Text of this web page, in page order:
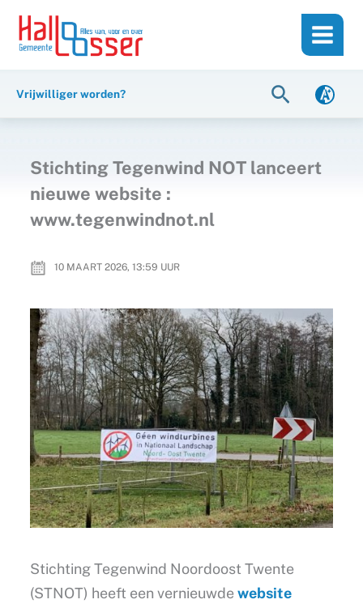
inhoud
naar
Vrijwilliger worden? Zoeken
Stichting Tegenwind NOT lanceert
nieuwe website :
www.tegenwindnot.nl
10 MAART 2026, 13:59 UUR
Stichting Tegenwind Noordoost Twente
(STNOT) heeft een vernieuwdewebsite